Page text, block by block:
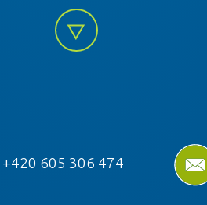
+420 605 306 474